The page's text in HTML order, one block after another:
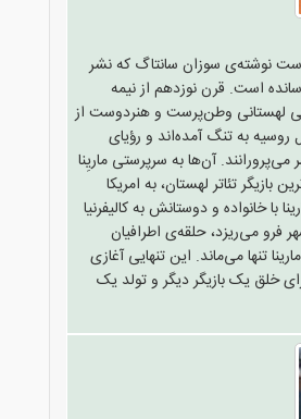
است نوشته‌ی سوزان سانتاگ که نشر
است. قرن نوزدهم از نیمه
لهستانی وطن‌پرست و هنردوست از
به تنگ آمده‌اند و رؤیای
آن‌ها به سرپرستی ماریِنا
بازیگر تئاتر لهستان، به امریکا
با خانواده و دوستانش به کالیفرنیا
فرو می‌ریزد، حلقه‌ی اطرافیان
تنها می‌ماند. این تنهایی آغازی
خلق یک بازیگر دیگر و تولد یک